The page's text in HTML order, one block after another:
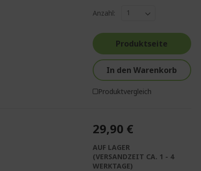
Anzahl:
Produktseite
In den Warenkorb
Produktvergleich
29,90 €
AUF LAGER
(VERSANDZEIT CA. 1 - 4
WERKTAGE)